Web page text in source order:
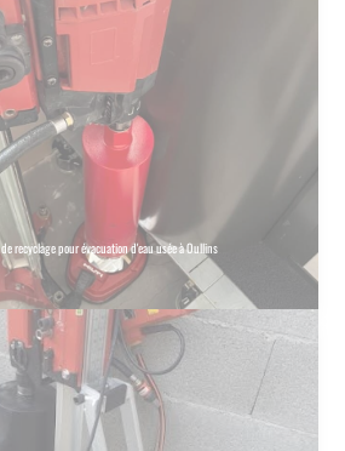
recyclage pour évacuation d'eau usée à Oullins